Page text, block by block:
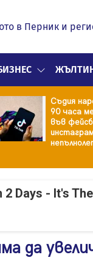
в Перник и
Съдия
90 часа
във
2 Days - It's
да